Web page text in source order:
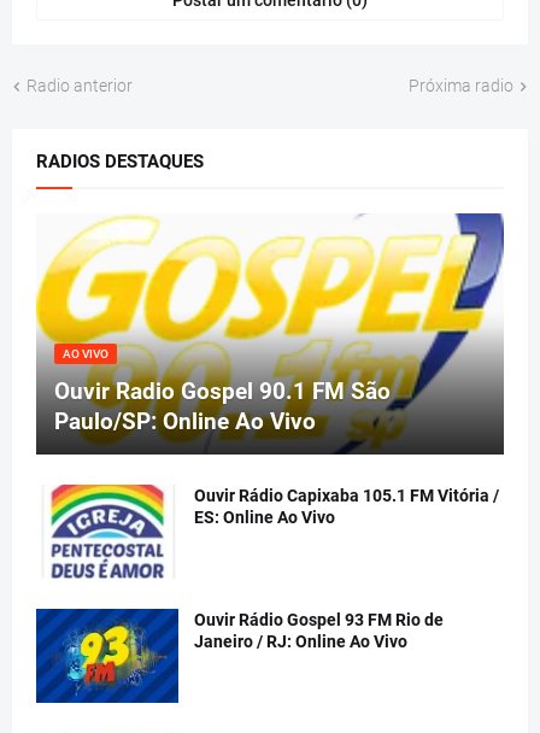
Radio anterior Próxima radio
RADIOS DESTAQUES
AO VIVO
Ouvir Radio Gospel 90.1 FM São
Paulo/SP: Online Ao Vivo
Ouvir Rádio Capixaba 105.1 FM Vitória /
ES: Online Ao Vivo
Ouvir Rádio Gospel 93 FM Rio de
Janeiro / RJ: Online Ao Vivo